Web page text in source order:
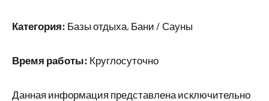
Категория: Базы отдыха, Бани / Сауны
Время работы: Круглосуточно
Данная информация представлена исключительно